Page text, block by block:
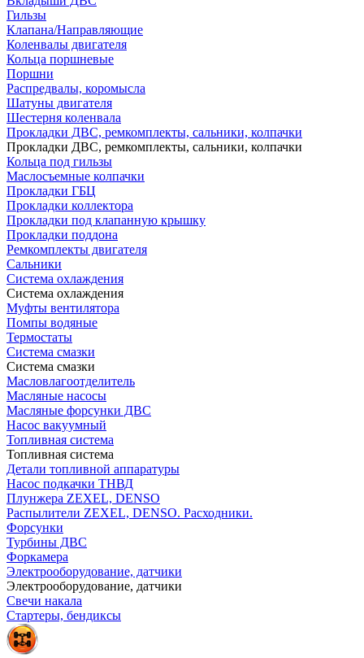
Гильзы
Клапана/Направляющие
Коленвалы двигателя
Кольца поршневые
Поршни
Распредвалы, коромысла
Шатуны двигателя
Шестерня коленвала
Прокладки ДВС, ремкомплекты, сальники, колпачки
Прокладки ДВС, ремкомплекты, сальники, колпачки
Кольца под гильзы
Маслосъемные колпачки
Прокладки ГБЦ
Прокладки коллектора
Прокладки под клапанную крышку
Прокладки поддона
Ремкомплекты двигателя
Сальники
Система охлаждения
Система охлаждения
Муфты вентилятора
Помпы водяные
Термостаты
Система смазки
Система смазки
Масловлагоотделитель
Масляные насосы
Масляные форсунки ДВС
Насос вакуумный
Топливная система
Топливная система
Детали топливной аппаратуры
Насос подкачки ТНВД
Плунжера ZEXEL, DENSO
Распылители ZEXEL, DENSO. Расходники.
Форсунки
Турбины ДВС
Форкамера
Электрооборудование, датчики
Электрооборудование, датчики
Свечи накала
Стартеры, бендиксы